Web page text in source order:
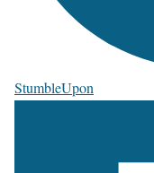
StumbleUpon